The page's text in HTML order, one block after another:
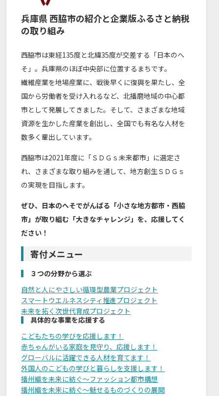
兵庫県西脇市の紹介と企業版ふるさと納税
の取り組み
西脇市は東経135度と北緯35度が交差する「日本のへ
そ」。兵庫県のほぼ中央部に位置するまちです。
繊維産業を地場産業に、戦後早くに復興を果たし、全
国から労働者を受け入れるなど、北播磨地域の中心都
市として発展してきました。そして、さまざまな地域
資源を生かした産業を創出し、全国でも有名な人材を
数多く輩出しています。
西脇市は2021年度に「ＳＤＧｓ未来都市」に選定さ
れ、さまざまな取り組みを通して、地方創生ＳＤＧｓ
の実現を目指します。
ぜひ、日本のへそでがんばる「小さな地方都市・西脇
市」が取り組む「大きなチャレンジ」を、応援してく
ださい！
寄付メニュー
３つの分野から選ぶ
自然と人にやさしい循環型農業プロジェクト
スマートウエルネスシティ推進プロジェクト
未来を拓く次世代育成プロジェクト
具体的な事業を応援する
こどもたちの学びを応援します！
赤ちゃんがいる家庭を見守り、応援します！
グローバルに活躍できる人材を育てます！
外国人のこどもの学びと暮らしを支援します！
播州織を未来に紡ぐ～ファッション都市構想
播州織を未来に紡ぐ～魅せるものづくりの展開